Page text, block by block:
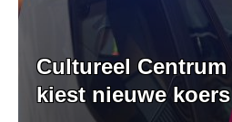
Cultureel
kiest nieuwe koers